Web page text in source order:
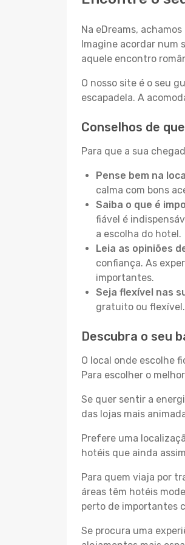
Na eDreams,
Imagine acordar num
aquele encontro
O nosso site é o seu
escapadela. A
Conselhos de
Para que a sua
Pense bem na
calma com bons
Saiba o que é
fiável é
a escolha do hotel.
Leia as opiniões
confiança. As
importantes.
Seja flexível nas
gratuito ou
Descubra o seu
O local onde escolhe
Para escolher o
Se quer sentir a
das lojas mais
Prefere uma
hotéis que ainda
Para quem viaja por
áreas têm hotéis
perto de importantes
Se procura uma